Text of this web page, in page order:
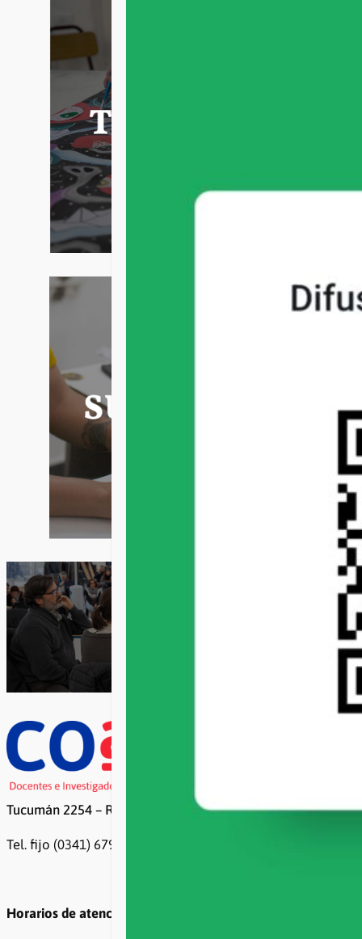
Tucumán 2254 – Rosario
Tel. fijo (0341) 6799500 / 6799499
Horarios de atención